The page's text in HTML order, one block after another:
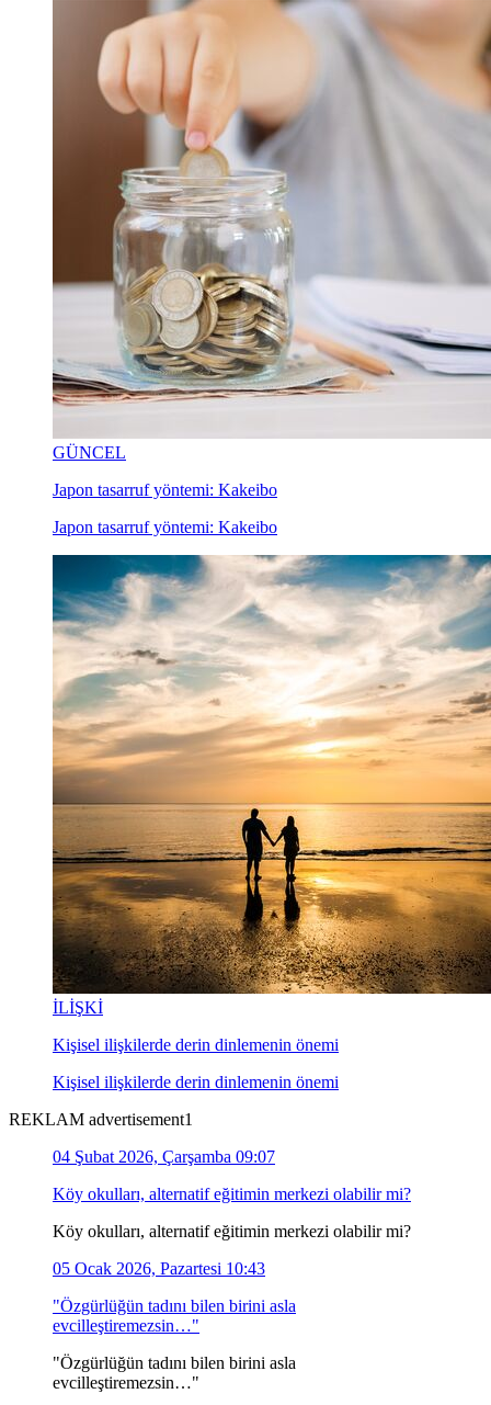
GÜNCEL
Japon tasarruf yöntemi: Kakeibo
Japon tasarruf yöntemi: Kakeibo
İLİŞKİ
Kişisel ilişkilerde derin dinlemenin önemi
Kişisel ilişkilerde derin dinlemenin önemi
REKLAM advertisement1
04 Şubat 2026, Çarşamba 09:07
Köy okulları, alternatif eğitimin merkezi olabilir mi?
Köy okulları, alternatif eğitimin merkezi olabilir mi?
05 Ocak 2026, Pazartesi 10:43
"Özgürlüğün tadını bilen birini asla
evcilleştiremezsin…"
"Özgürlüğün tadını bilen birini asla
evcilleştiremezsin…"